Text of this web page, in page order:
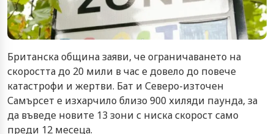
Британска община заяви, че ограничаването на
скоростта до 20 мили в час е довело до повече
катастрофи и жертви. Бат и Северо-източен
Самърсет е изхарчило близо 900 хиляди паунда, за
да въведе новите 13 зони с ниска скорост само
преди 12 месеца.